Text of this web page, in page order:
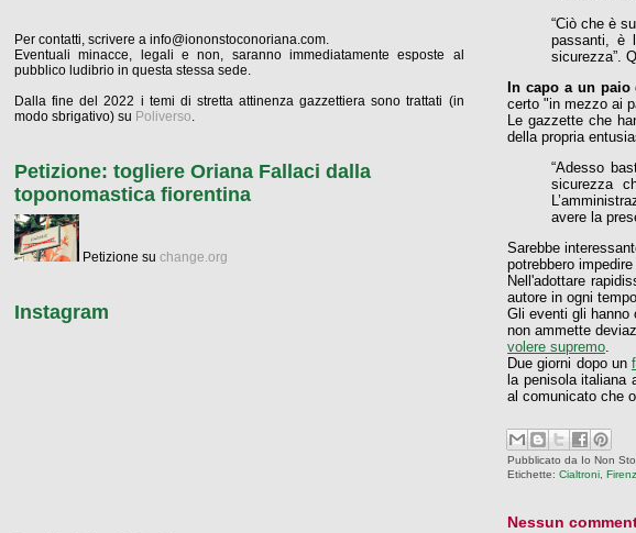
“Ciò che è
passanti, è
sicurezza”.
In capo a un
certo "in mezzo ai
Le gazzette che
della propria
“Adesso
sicurezza
avere la
Sarebbe
potrebbero
Nell'adottare
autore in ogni
Gli eventi gli hanno
non ammette
volere supremo.
Due giorni dopo un
la penisola italiana
al comunicato che
Pubblicato da Io Non
Etichette:Cialtroni ,
Nessun
Per contatti, scrivere a info@iononstoconoriana.com.
Eventuali minacce, legali e non, saranno immediatamente esposte al
pubblico ludibrio in questa stessa sede.
Dalla fine del 2022 i temi di stretta attinenza gazzettiera sono trattati (in
modo sbrigativo) su Poliverso.
Petizione: togliere Oriana Fallaci dalla
toponomastica fiorentina
Petizione su change.org
Instagram